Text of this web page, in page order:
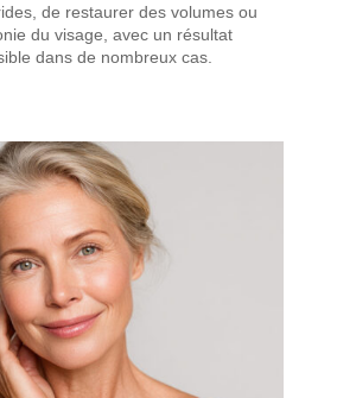
de restaurer des volumes ou
du visage, avec un résultat
dans de nombreux cas.